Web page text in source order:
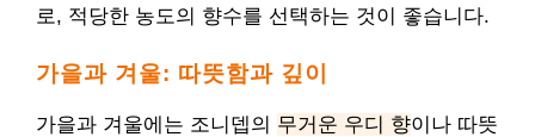
로, 적당한 농도의 향수를 선택하는 것이 좋습니다.
가을과 겨울: 따뜻함과 깊이
가을과 겨울에는 조니뎁의 무거운 우디 향이나 따뜻